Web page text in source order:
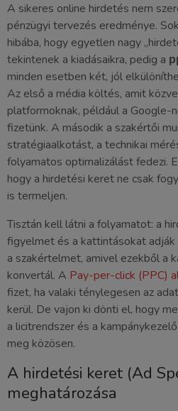
A sikeres online hirdetés nem
pénzügyi tervezés eredménye.
hibába, hogy egyetlen nagy
tekintenek a kiadásaikra, pedig a
minden esetben két, jól
Az első a média költés, amit
platformoknak, például a Google-
fizetünk. A második a szakértői
stratégiaalkotást, a technikai
folyamatos optimalizálást fedezi.
hogy a hirdetési keret ne csak
is termeljen.
Tisztán kell látni a folyamatot: a
figyelmet és a kattintásokat adják
a szakértelmet, amivel ezekből a
konvertál. A Pay-per-click (PPC)
fizet, ha valaki ténylegesen az
kerül. De vajon ki dönti el, hogy
a licitrendszer és a
meg közösen.
A hirdetési keret (Ad
meghatározása